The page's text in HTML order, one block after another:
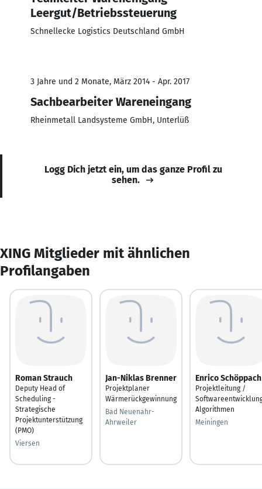
Leergut/Betriebssteuerung
Schnellecke Logistics Deutschland GmbH
3 Jahre und 2 Monate, März 2014 - Apr. 2017
Sachbearbeiter Wareneingang
Rheinmetall Landsysteme GmbH, Unterlüß
Logg Dich jetzt ein, um das ganze Profil zu
sehen.
XING Mitglieder mit ähnlichen
Profilangaben
Roman Strauch
Deputy Head of
Scheduling -
Strategische
Projektunterstützung
(PMO)
Viersen
Jan-Niklas Brenner
Projektplaner
Wärmerückgewinnung
Bad Neuenahr-
Ahrweiler
Enrico Schöppach
Projektleitung /
Algorithmen
Meiningen